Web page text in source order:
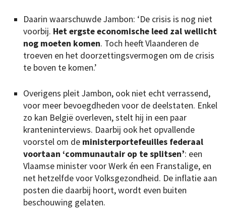
Daarin waarschuwde Jambon: ‘De crisis is nog niet
voorbij. Het ergste economische leed zal wellicht
nog moeten komen. Toch heeft Vlaanderen de
troeven en het doorzettingsvermogen om de crisis
te boven te komen.’
Overigens pleit Jambon, ook niet echt verrassend,
voor meer bevoegdheden voor de deelstaten. Enkel
zo kan België overleven, stelt hij in een paar
kranteninterviews. Daarbij ook het opvallende
voorstel om de ministerportefeuilles federaal
voortaan ‘communautair op te splitsen’: een
Vlaamse minister voor Werk én een Franstalige, en
net hetzelfde voor Volksgezondheid. De inflatie aan
posten die daarbij hoort, wordt even buiten
beschouwing gelaten.